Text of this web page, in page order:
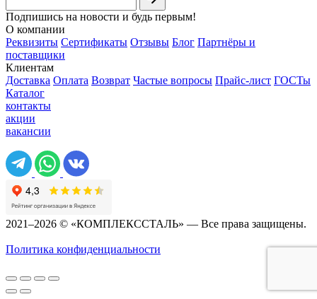
Подпишись на новости и будь первым!
О компании
Реквизиты Сертификаты Отзывы Блог Партнёры и
поставщики
Клиентам
Доставка Оплата Возврат Частые вопросы Прайс-лист ГОСТы
Каталог
контакты
акции
вакансии
2021–2026 © «КОМПЛЕКССТАЛЬ» — Все права защищены.
Политика конфиденциальности